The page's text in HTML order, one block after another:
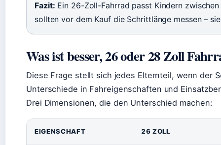
Fazit: Ein 26-Zoll-Fahrrad passt Kindern
sollten vor dem Kauf die Schrittlänge messen –
Was ist besser, 26 oder 28 Zoll
Diese Frage stellt sich jedes Elternteil, wenn der
Unterschiede in Fahreigenschaften und
Drei Dimensionen, die den Unterschied machen:
EIGENSCHAFT 26 ZOLL